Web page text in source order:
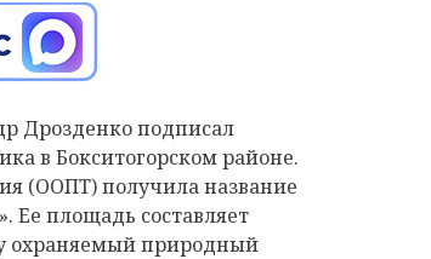
Дрозденко подписал
в Бокситогорском районе.
(ООПТ) получила название
Ее площадь составляет
охраняемый природный